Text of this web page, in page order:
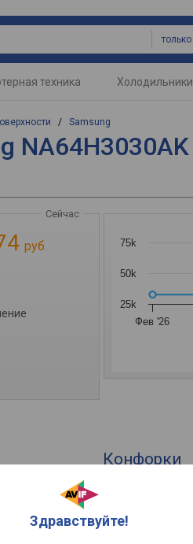
Здравствуйте!
техника Холодильники
/ Samsung
NA64H3030AK
руб.
Сейчас
Фев '26
25k
50k
75k
Конфорки
Из них WOK-